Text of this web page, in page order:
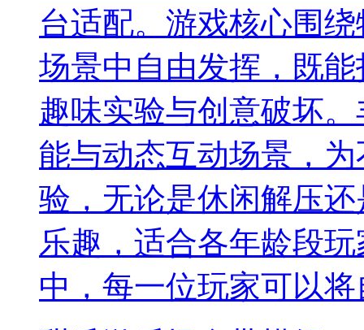
台适配。游戏核心围
场景中自由发挥，既
趣味实验与创意破坏
能与动态互动场景，
验，无论是休闲解压
乐趣，适合各年龄段
中，每一位玩家可以